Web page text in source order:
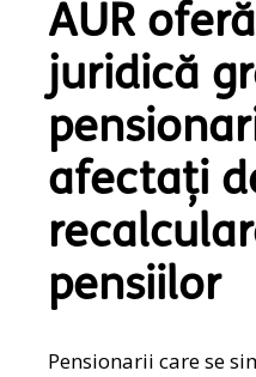
AUR
juridică
afectați
pensiilor
Pensionarii care se